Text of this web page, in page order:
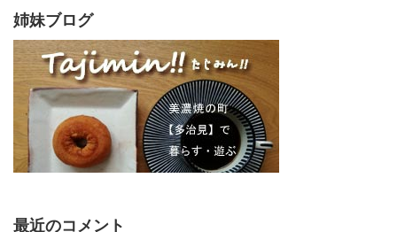
姉妹ブログ
最近のコメント